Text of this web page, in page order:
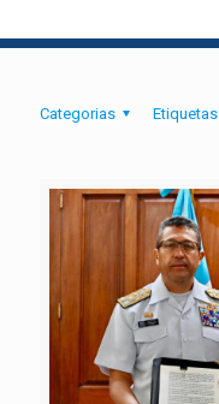
Categorias Etiquetas